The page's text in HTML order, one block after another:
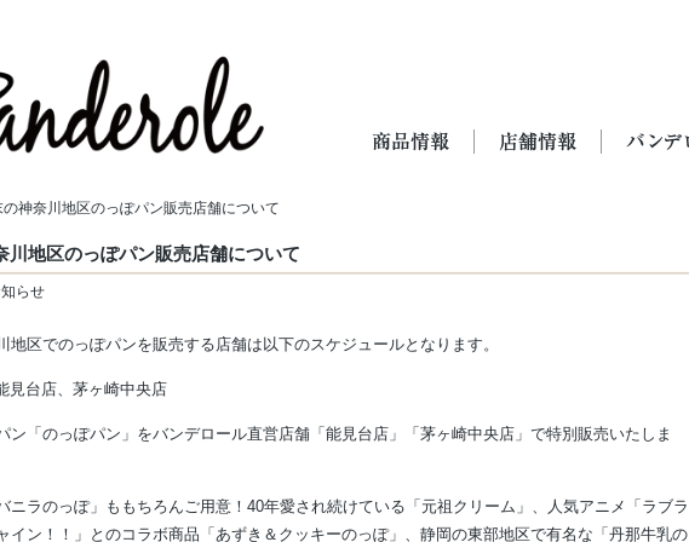
の神奈川地区のっぽパン販売店舗について
川地区のっぽパン販売店舗について
らせ
地区でのっぽパンを販売する店舗は以下のスケジュールとなります。
台店、茅ヶ崎中央店
ン「のっぽパン」をバンデロール直営店舗「能見台店」「茅ヶ崎中央店」で特別販売いたしま
ニラのっぽ」ももちろんご用意！40年愛され続けている「元祖クリーム」、人気アニメ「ラブラ
イン！！」とのコラボ商品「あずき＆クッキーのっぽ」、静岡の東部地区で有名な「丹那牛乳の